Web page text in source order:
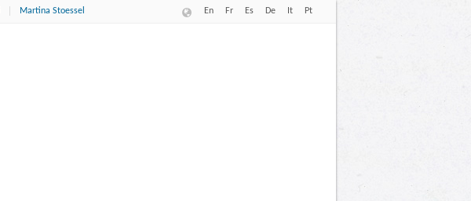
Martina Stoessel En Fr Es De It Pt